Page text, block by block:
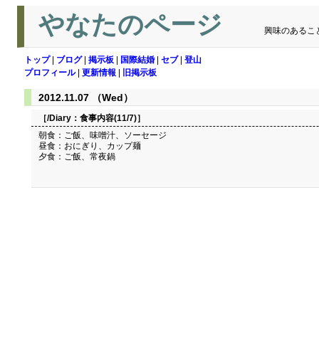
やなたのページ 興味のあるこ
トップ| ブログ| 掲示板 国際結婚 セブ| 登山
プロフィール| 更新情報 旧掲示板
2012.11.07 （Wed）
［/Diary： 食事内容(11/7)］
朝食：ご飯、味噌汁、ソーセージ
昼食：おにぎり、カップ麺
夕食：ご飯、常夜鍋